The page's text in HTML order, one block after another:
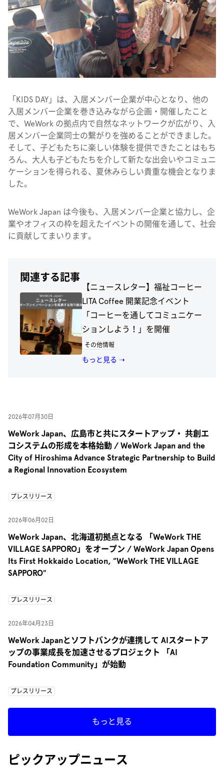
「KIDS DAY」は、入居メンバー企業が中心となり、他の
入居メンバー企業を巻き込みながら企画・開催したこと
で、WeWork の拠点内で自然なネットワークが広がり、入
居メンバー企業同士の繋がりを強めることができました。
そして、子どもたちに楽しい体験を提供できたことはもち
ろん、大人も子どもたちを介して新たな出会いやコミュニ
ケーションを得られる、夏休みらしい貴重な機会となりま
した。
WeWork Japan は今後も、入居メンバー企業と協力し、企
業やオフィスの枠を超えたイベントの開催を通して、社会
に貢献してまいります。
関連する記事
【ニュースレター】福祉コーヒー
LITA Coffee 開業記念イベント
「コーヒーを通してコミュニケー
ションしよう！」を開催
その他情報
もっと見る ➝
2026年07月30日
WeWork Japan、広島市と共にスタートアップ・ 共創エ
コシステムの形成を本格始動 / WeWork Japan and the
City of Hiroshima Advance Strategic Partnership to Build
a Regional Innovation Ecosystem
プレスリリース
2026年06月02日
WeWork Japan、北海道初拠点となる 「WeWork THE
VILLAGE SAPPORO」をオープン / WeWork Japan Opens
Its First Hokkaido Location, “WeWork THE VILLAGE
SAPPORO”
プレスリリース
2026年04月23日
WeWork Japanとソフトバンクが連携して AIスタートア
ップの事業成長を加速させるプロジェクト 「AI
Foundation Community」が始動
プレスリリース
もっと見る
ピックアップニュース